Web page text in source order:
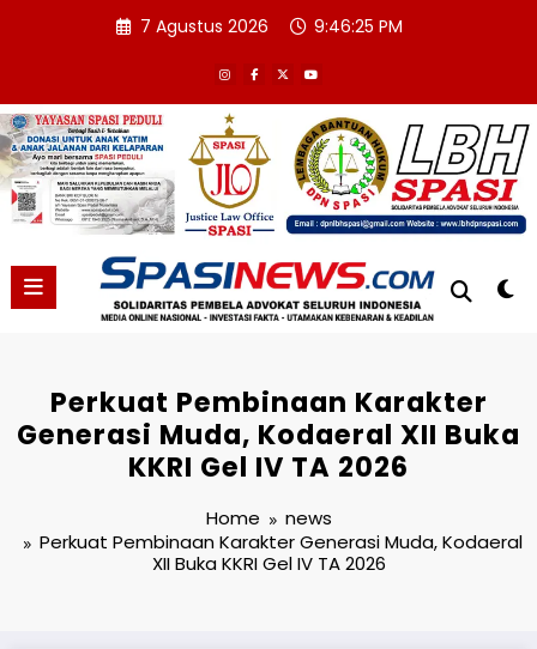
7 Agustus 2026 9:46:26 PM
Perkuat Pembinaan Karakter
Generasi Muda, Kodaeral XII Buka
KKRI Gel IV TA 2026
Home
news
Perkuat Pembinaan Karakter Generasi Muda, Kodaeral
XII Buka KKRI Gel IV TA 2026